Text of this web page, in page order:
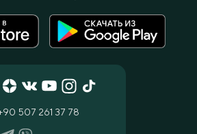
507 261 37 78